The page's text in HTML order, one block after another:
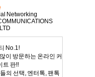
Networking
No.1!
이 방문하는 온라인 커
트 판!!
의 선택, 엔터톡, 팬톡